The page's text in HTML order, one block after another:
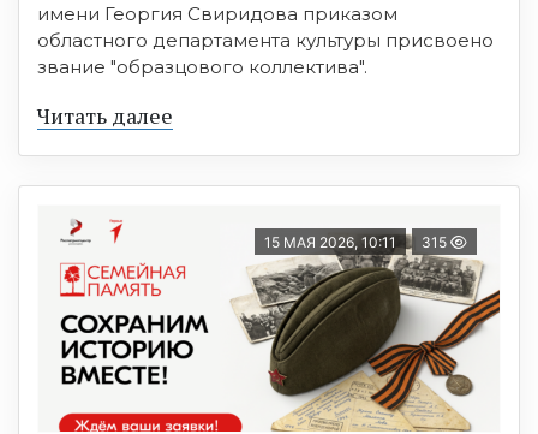
имени Георгия Свиридова приказом
областного департамента культуры присвоено
звание "образцового коллектива".
Читать далее
15 МАЯ 2026, 10:11 315